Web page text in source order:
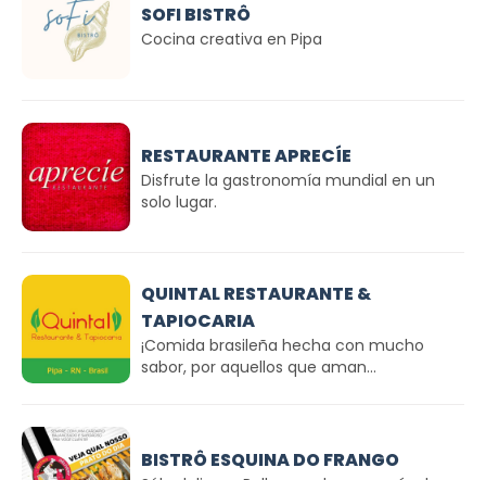
SOFI BISTRÔ
Cocina creativa en Pipa
RESTAURANTE APRECÍE
Disfrute la gastronomía mundial en un
solo lugar.
QUINTAL RESTAURANTE &
TAPIOCARIA
¡Comida brasileña hecha con mucho
sabor, por aquellos que aman...
BISTRÔ ESQUINA DO FRANGO